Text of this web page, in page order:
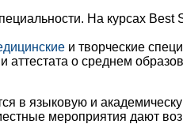
На курсах Best
и творческие
о среднем
в языковую и
мероприятия дают